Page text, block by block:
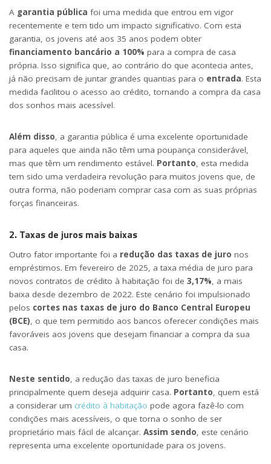
A garantia pública foi uma medida que entrou em vigor
recentemente e tem tido um impacto significativo. Com esta
garantia, os jovens até aos 35 anos podem obter
financiamento bancário a 100% para a compra de casa
própria. Isso significa que, ao contrário do que acontecia antes,
já não precisam de juntar grandes quantias para o entrada. Esta
medida facilitou o acesso ao crédito, tornando a compra da casa
dos sonhos mais acessível.
Além disso , a garantia pública é uma excelente oportunidade
para aqueles que ainda não têm uma poupança considerável,
mas que têm um rendimento estável. Portanto , esta medida
tem sido uma verdadeira revolução para muitos jovens que, de
outra forma, não poderiam comprar casa com as suas próprias
forças financeiras.
2. Taxas de juros mais baixas
Outro fator importante foi a redução das taxas de juro nos
empréstimos. Em fevereiro de 2025, a taxa média de juro para
novos contratos de crédito à habitação foi de 3,17%, a mais
baixa desde dezembro de 2022. Este cenário foi impulsionado
pelos cortes nas taxas de juro do Banco Central Europeu
(BCE), o que tem permitido aos bancos oferecer condições mais
favoráveis aos jovens que desejam financiar a compra da sua
casa.
Neste sentido, a redução das taxas de juro beneficia
principalmente quem deseja adquirir casa. Portanto, quem está
a considerar um crédito à habitação pode agora fazê-lo com
condições mais acessíveis, o que torna o sonho de ser
proprietário mais fácil de alcançar. Assim sendo, este cenário
representa uma excelente oportunidade para os jovens.